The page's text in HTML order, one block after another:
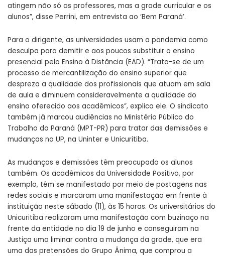
atingem não só os professores, mas a grade curricular e os
alunos”, disse Perrini, em entrevista ao ‘Bem Paraná’.
Para o dirigente, as universidades usam a pandemia como
desculpa para demitir e aos poucos substituir o ensino
presencial pelo Ensino à Distância (EAD). “Trata-se de um
processo de mercantilização do ensino superior que
despreza a qualidade dos profissionais que atuam em sala
de aula e diminuem consideravelmente a qualidade do
ensino oferecido aos acadêmicos”, explica ele. O sindicato
também já marcou audiências no Ministério Público do
Trabalho do Paraná (MPT-PR) para tratar das demissões e
mudanças na UP, na Uninter e Unicuritiba.
As mudanças e demissões têm preocupado os alunos
também. Os acadêmicos da Universidade Positivo, por
exemplo, têm se manifestado por meio de postagens nas
redes sociais e marcaram uma manifestação em frente à
instituição neste sábado (11), às 15 horas. Os universitários do
Unicuritiba realizaram uma manifestação com buzinaço na
frente da entidade no dia 19 de junho e conseguiram na
Justiça uma liminar contra a mudança da grade, que era
uma das pretensões do Grupo Ânima, que comprou a